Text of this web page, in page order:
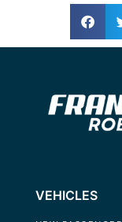
VEHICLES